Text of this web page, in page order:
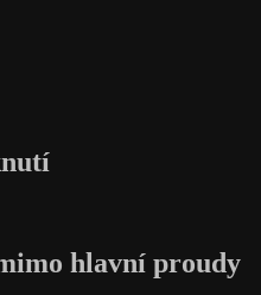
hlavní proudy